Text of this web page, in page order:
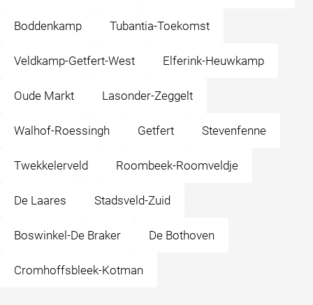
Boddenkamp Tubantia-Toekomst
Veldkamp-Getfert-West Elferink-Heuwkamp
Oude Markt Lasonder-Zeggelt
Walhof-Roessingh Getfert Stevenfenne
Twekkelerveld Roombeek-Roomveldje
De Laares Stadsveld-Zuid
Boswinkel-De Braker De Bothoven
Cromhoffsbleek-Kotman